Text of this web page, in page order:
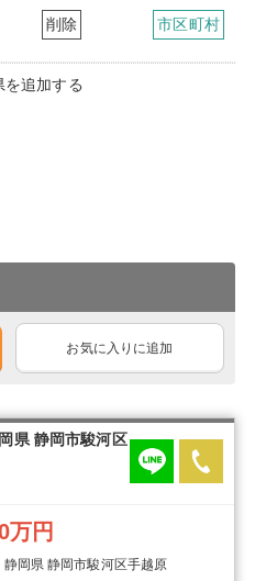
削除 市区町村
を追加する
お気に入りに追加
県 静岡市駿河区
万円
静岡県 静岡市駿河区手越原